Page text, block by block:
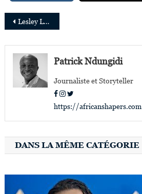
Navigation
de
l’article
Lesley Lokko lauréate de deux prestigieux prix en Architecture
Patrick Ndungidi
Journaliste et Storyteller
https://africanshapers.com
DANS LA MÊME CATÉGORIE